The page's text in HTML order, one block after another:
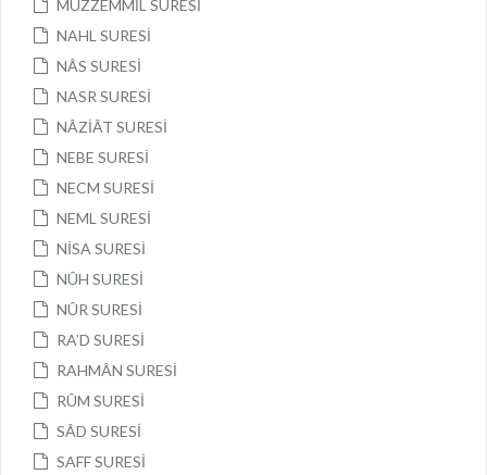
MÜZZEMMİL SURESİ
NAHL SURESİ
NÂS SURESİ
NASR SURESİ
NÂZİÂT SURESİ
NEBE SURESİ
NECM SURESİ
NEML SURESİ
NİSA SURESİ
NÛH SURESİ
NÛR SURESİ
RA’D SURESİ
RAHMÂN SURESİ
RÛM SURESİ
SÂD SURESİ
SAFF SURESİ